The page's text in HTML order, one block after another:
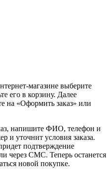
магазине выберите
его в корзину. Далее
на «Оформить заказ» или
напишите ФИО, телефон и
и уточнит условия заказа.
подтверждение
через СМС. Теперь останется
новой покупке.